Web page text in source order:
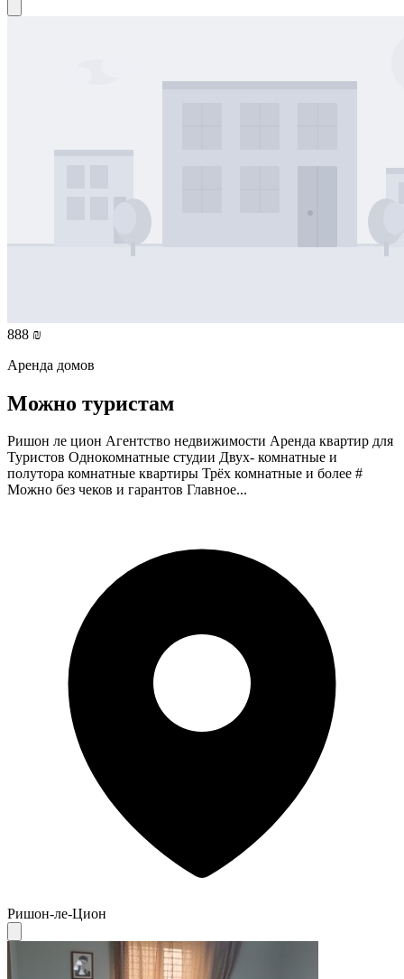
888 ₪
Аренда домов
Можно туристам
Ришон ле цион Агентство недвижимости Аренда квартир для
Туристов Однокомнатные студии Двух- комнатные и
полутора комнатные квартиры Трёх комнатные и более #
Можно без чеков и гарантов Главное...
Ришон-ле-Цион